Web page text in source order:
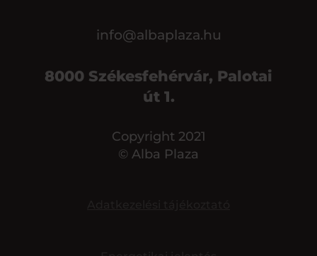
info@albaplaza.hu
8000 Székesfehérvár, Palotai
út 1.
Copyright 2021
© Alba Plaza